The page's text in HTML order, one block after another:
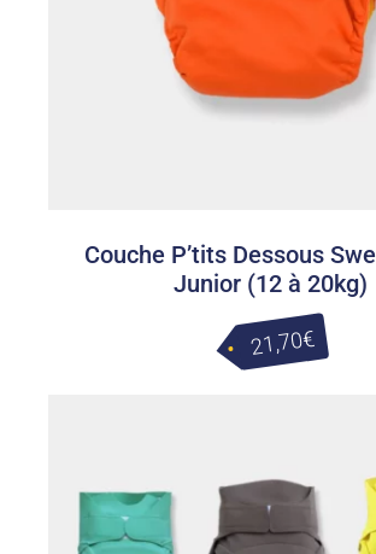
Couche P’tits Dessous
Junior (12 à 20kg)
21,70€